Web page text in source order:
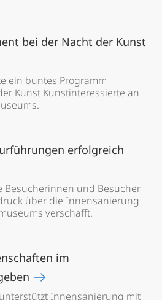
bei der Nacht der Kunst
ein buntes Programm
Kunst Kunstinteressierte an
erfolgreich
Besucherinnen und Besucher
über die Innensanierung
verschafft.
im
Innensanierung mit